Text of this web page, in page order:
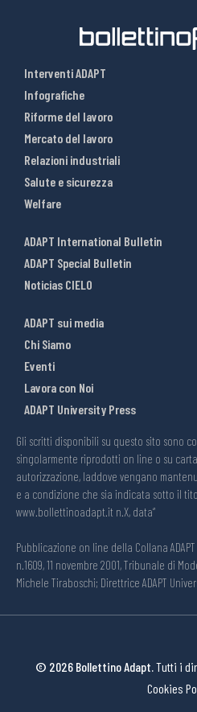
Interventi ADAPT
Infografiche
Riforme del lavoro
Mercato del lavoro
Relazioni industriali
Salute e sicurezza
Welfare
ADAPT International Bulletin
ADAPT Special Bulletin
Noticias CIELO
ADAPT sui media
Chi Siamo
Eventi
Lavora con Noi
ADAPT University Press
Gli scritti disponibili su questo sito sono
singolarmente riprodotti on line o su
autorizzazione, laddove vengano
e a condizione che sia indicata sotto il
www.bollettinoadapt.it n.X, data“
Pubblicazione on line della Collana ADAPT
n.1609, 11 novembre 2001, Tribunale di
Michele Tiraboschi; Direttrice ADAPT
© 2026 Bollettino Adapt.Tutti i
Cookies